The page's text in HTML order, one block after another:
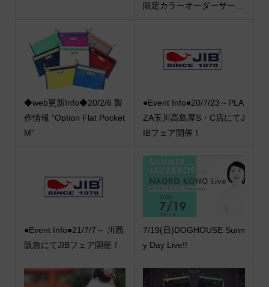
限定カラーオーダーサー...
◆web更新Info◆20/2/6 製
作情報 “Option Flat Pocket
M”
●Event Info●20/7/23～PLA
ZA玉川高島屋S・C店にてJ
IBフェア開催！
●Event Info●21/7/7～ 川西
阪急にてJIBフェア開催！
7/19(日)DOGHOUSE Sunn
y Day Live!!